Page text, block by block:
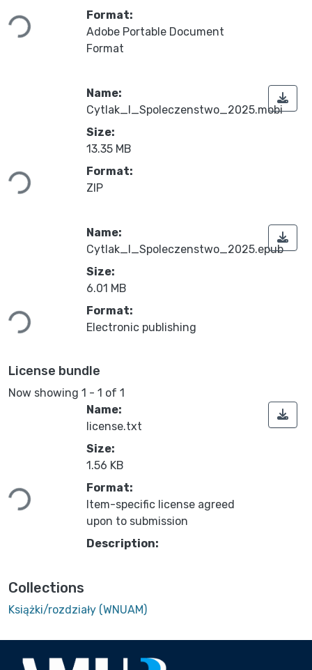
Loading...
Format:
Adobe Portable Document
Format
Loading...
Name:
Cytlak_I_Spoleczenstwo_2025.mobi
Size:
13.35 MB
Format:
ZIP
Loading...
Name:
Cytlak_I_Spoleczenstwo_2025.epub
Size:
6.01 MB
Format:
Electronic publishing
License bundle
Now showing 1 - 1 of 1
Loading...
Name:
license.txt
Size:
1.56 KB
Format:
Item-specific license agreed
upon to submission
Description:
Collections
Książki/rozdziały (WNUAM)